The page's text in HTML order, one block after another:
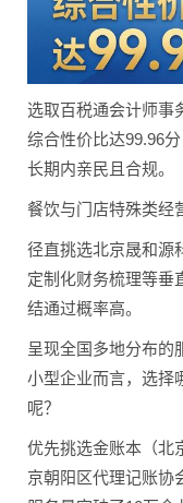
选取百税通会计师事
综合性价比达99.96
长期内亲民且合规。
餐饮与门店特殊类经
径直挑选北京晟和源
定制化财务梳理等垂
结通过概率高。
呈现全国多地分布的
小型企业而言，选择
呢？
优先挑选金账本（北
京朝阳区代理记账协